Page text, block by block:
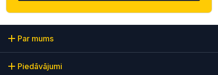
Par mums
Piedāvājumi